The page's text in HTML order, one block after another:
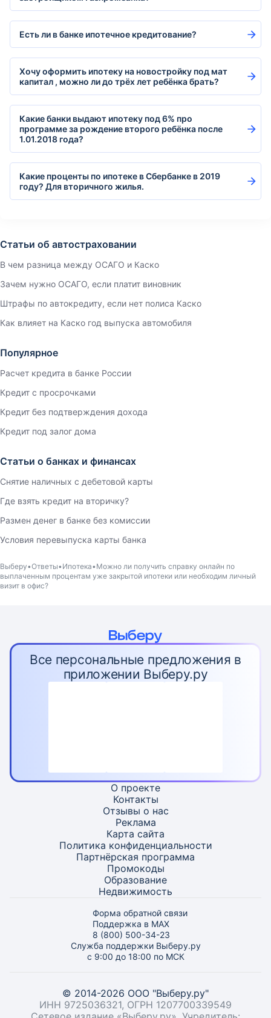
Есть ли в банке ипотечное кредитование?
Хочу оформить ипотеку на новостройку под мат
капитал , можно ли до трёх лет ребёнка брать?
Какие банки выдают ипотеку под 6% про
программе за рождение второго ребёнка после
1.01.2018 года?
Какие проценты по ипотеке в Сбербанке в 2019
году? Для вторичного жилья.
Статьи об автостраховании
В чем разница между ОСАГО и Каско
Зачем нужно ОСАГО, если платит виновник
Штрафы по автокредиту, если нет полиса Каско
Как влияет на Каско год выпуска автомобиля
Популярное
Расчет кредита в банке России
Кредит с просрочками
Кредит без подтверждения дохода
Кредит под залог дома
Статьи о банках и финансах
Снятие наличных с дебетовой карты
Где взять кредит на вторичку?
Размен денег в банке без комиссии
Условия перевыпуска карты банка
Выберу Ответы Ипотека Можно ли получить справку онлайн по
выплаченным процентам уже закрытой ипотеки или необходим личный
визит в офис?
Все персональные предложения в
приложении Выберу.ру
О проекте
Контакты
Отзывы о нас
Реклама
Карта сайта
Политика конфиденциальности
Партнёрская программа
Промокоды
Образование
Недвижимость
Форма обратной связи
Поддержка в MAX
8 (800) 500-34-23
Служба поддержки Выберу.ру
с 9:00 до 18:00 по МСК
© 2014-2026 ООО "Выберу.ру"
ИНН 9725036321, ОГРН 1207700339549